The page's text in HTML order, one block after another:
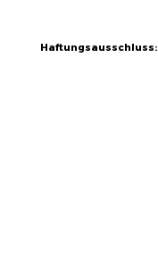
Haftungsausschluss: